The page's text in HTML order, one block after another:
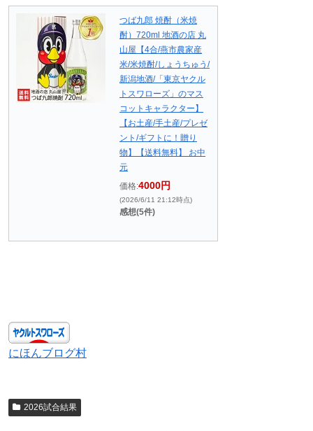
つば九郎 焼酎（米焼
酎）720ml 地酒の店 丸
山屋【4合/燕市農家産
米/米焼酎/しょうちゅう/
新潟地酒/「東京ヤクル
トスワローズ」のマス
コットキャラクター】
【お土産/手土産/プレゼ
ント/ギフトに！贈り
物】【送料無料】 お中
元
価格:4000円
(2026/6/11 21:12時点)
感想(5件)
にほんブログ村
2026試合結果